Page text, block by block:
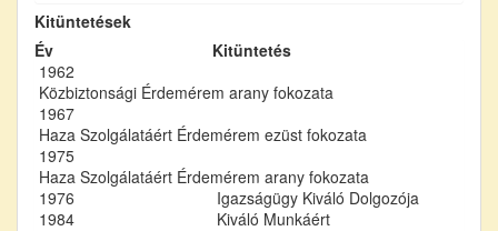
Kitüntetések
Év
Kitüntetés
1962
Közbiztonsági Érdemérem arany fokozata
1967
Haza Szolgálatáért Érdemérem ezüst fokozata
1975
Haza Szolgálatáért Érdemérem arany fokozata
1976
Igazságügy Kiváló Dolgozója
1984
Kiváló Munkáért